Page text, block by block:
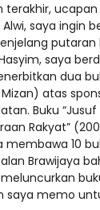
saya ingin
putaran
saya
dua
atas
Buku “Jusuf
Rakyat”
membawa 10
Brawijaya
saya memo